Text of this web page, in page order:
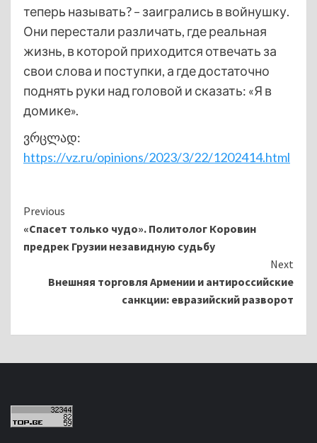
теперь называть? – заигрались в войнушку.
Они перестали различать, где реальная
жизнь, в которой приходится отвечать за
свои слова и поступки, а где достаточно
поднять руки над головой и сказать: «Я в
домике».
ვრცლად:
https://vz.ru/opinions/2023/3/22/1202414.html
Continue
Reading
Previous
«Спасет только чудо». Политолог Коровин
предрек Грузии незавидную судьбу
Next
Внешняя торговля Армении и антироссийские
санкции: евразийский разворот